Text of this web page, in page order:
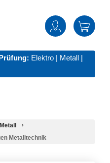
Elektro | Metall |
Metall
Metalltechnik